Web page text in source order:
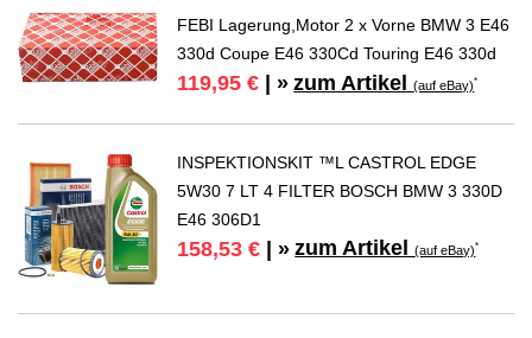
FEBI Lagerung,Motor 2 x Vorne BMW 3 E46
330d Coupe E46 330Cd Touring E46 330d
119,95 € | » zum Artikel(auf eBay)*
INSPEKTIONSKIT ™L CASTROL EDGE
5W30 7 LT 4 FILTER BOSCH BMW 3 330D
E46 306D1
158,53 € | » zum Artikel(auf eBay)*